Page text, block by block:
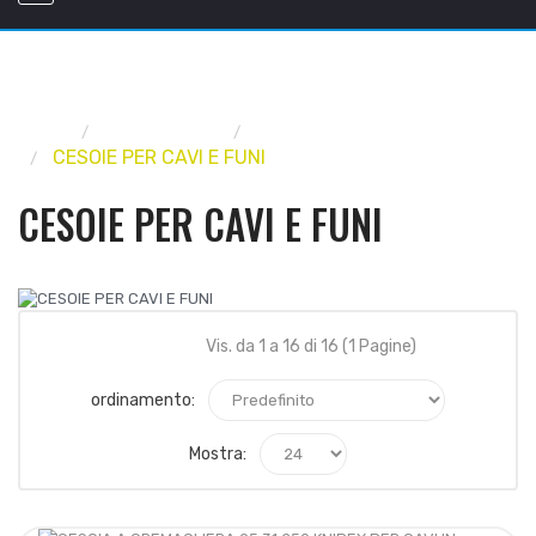
CESOIE PER CAVI E FUNI
CESOIE PER CAVI E FUNI
Vis. da 1 a 16 di 16 (1 Pagine)
ordinamento:
Mostra: